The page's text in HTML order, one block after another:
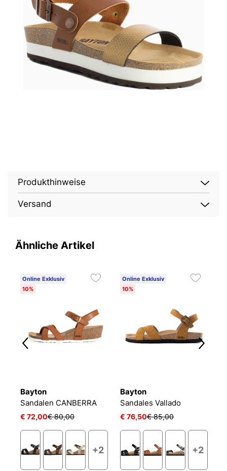
Produkthinweise
Versand
Ähnliche Artikel
Online Exklusiv
10%
Bayton
Sandalen CANBERRA
€ 72,00€ 80,00
+2
Online Exklusiv
10%
Bayton
Sandales Vallado
€ 76,50€ 85,00
+2